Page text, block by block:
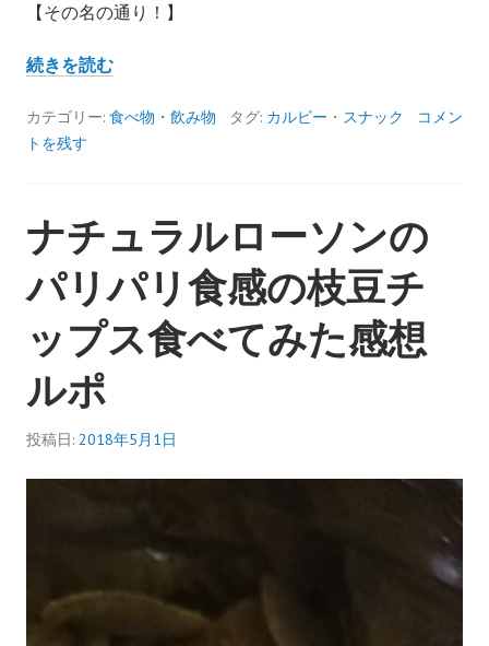
ル
【その名の通り！】
続きを読む春
テ
塩
味
と
ま
ろ
サ
ク
べ
カテゴリー: 食べ物・飲み物 タグ: カルビー ・ スナック
コメン
トを残す
ナチュラルローソンの
パリパリ食感の枝豆チ
ップス食べてみた感想
ルポ
投稿日: 2018年5月1日